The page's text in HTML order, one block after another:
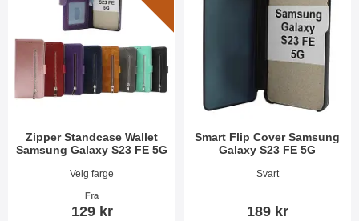
Zipper Standcase Wallet
Samsung Galaxy S23 FE 5G
Varenummer 49458
Velg farge
Fra
129 kr
Smart Flip Cover Samsung
Galaxy S23 FE 5G
Varenummer 52406
Svart
189 kr